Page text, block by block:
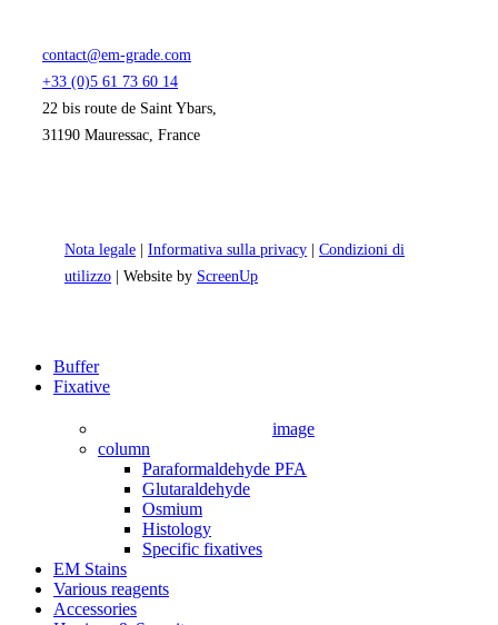
contact@em-grade.com
+33 (0)5 61 73 60 14
22 bis route de Saint Ybars,
31190 Mauressac, France
Nota legale Informativa sulla privacy
Condizioni di
utilizzo | Website by ScreenUp
Close
Menu
Buffer
Fixative
image
column
Paraformaldehyde PFA
Glutaraldehyde
Osmium
Histology
Specific fixatives
EM Stains
Various reagents
Accessories